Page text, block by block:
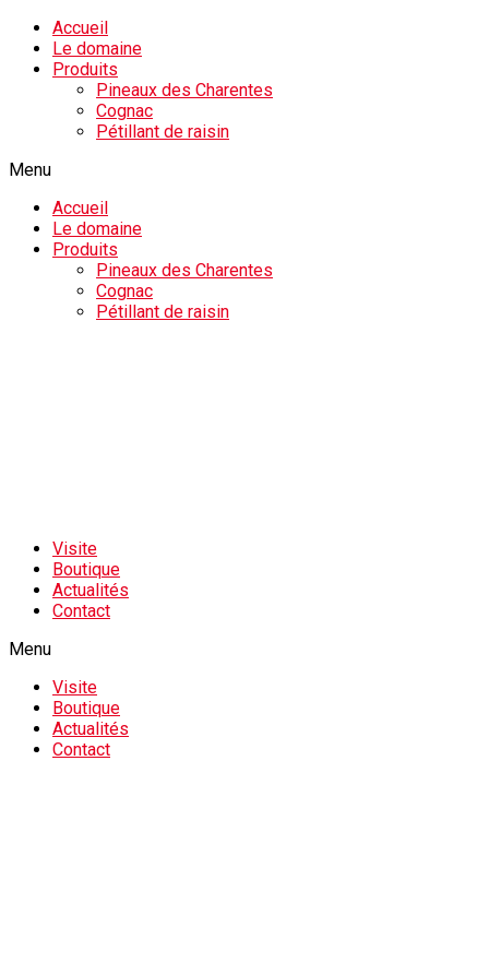
Accueil
Le domaine
Produits
Pineaux des Charentes
Cognac
Pétillant de raisin
Menu
Accueil
Le domaine
Produits
Pineaux des Charentes
Cognac
Pétillant de raisin
Visite
Boutique
Actualités
Contact
Menu
Visite
Boutique
Actualités
Contact